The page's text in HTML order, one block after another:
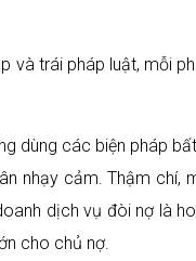
và trái pháp luật, mỗi
dùng các biện pháp
nhạy cảm. Thậm chí,
dịch vụ đòi nợ là
cho chủ nợ.